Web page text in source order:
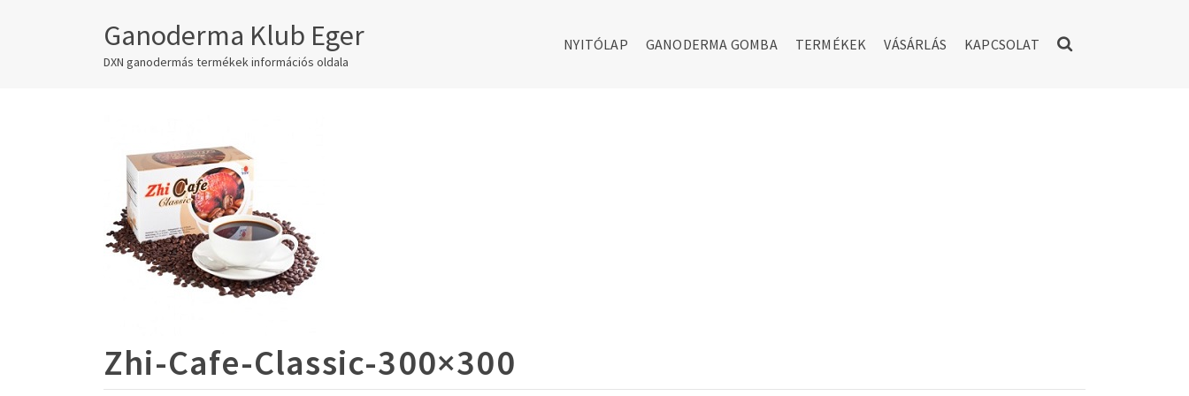
Ganoderma Klub Eger
DXN ganodermás termékek információs oldala
NYITÓLAP GANODERMA GOMBA TERMÉKEK VÁSÁRLÁS KAPCSOLAT
Zhi-Cafe-Classic-300×300